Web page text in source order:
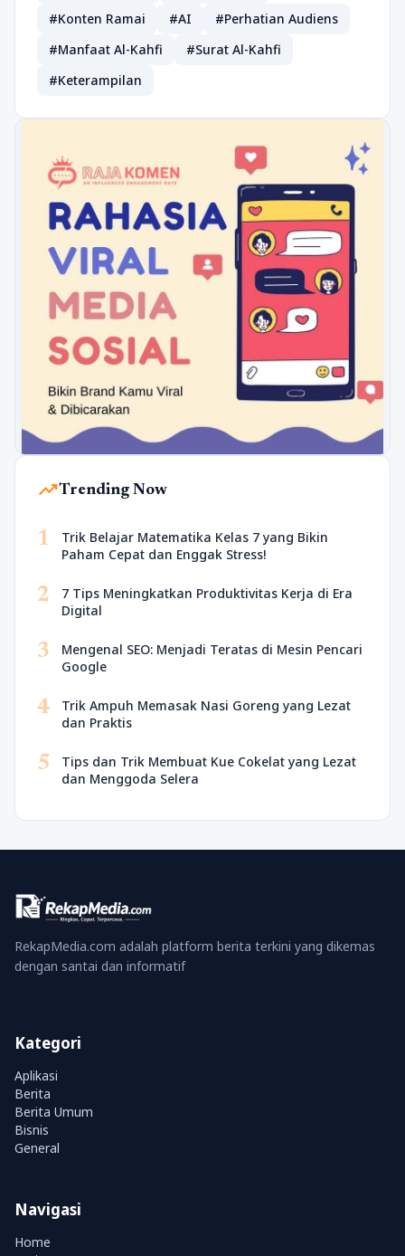
#Konten Ramai
#AI
#Perhatian Audiens
#Manfaat Al-Kahfi
#Surat Al-Kahfi
#Keterampilan
trending_upTrending Now
1
Trik Belajar Matematika Kelas 7 yang Bikin
Paham Cepat dan Enggak Stress!
2
7 Tips Meningkatkan Produktivitas Kerja di Era
Digital
3
Mengenal SEO: Menjadi Teratas di Mesin Pencari
Google
4
Trik Ampuh Memasak Nasi Goreng yang Lezat
dan Praktis
5
Tips dan Trik Membuat Kue Cokelat yang Lezat
dan Menggoda Selera
RekapMedia.com adalah platform berita terkini yang dikemas
dengan santai dan informatif
Kategori
Aplikasi
Berita
Berita Umum
Bisnis
General
Navigasi
Home